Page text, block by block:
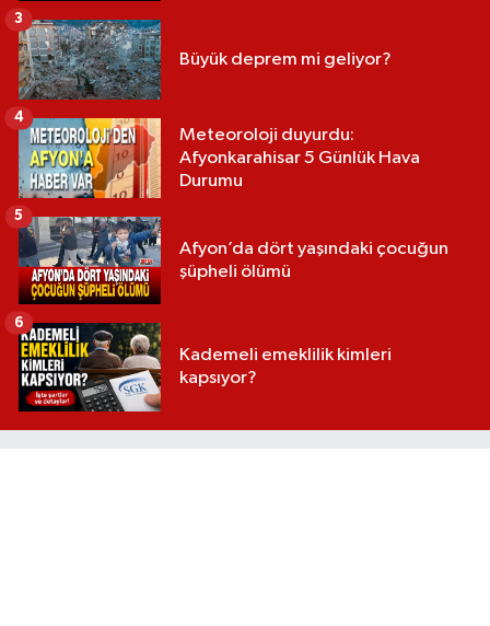
Büyük deprem mi geliyor?
3
Meteoroloji duyurdu:
Afyonkarahisar 5 Günlük Hava
Durumu
4
Afyon’da dört yaşındaki çocuğun
şüpheli ölümü
5
Kademeli emeklilik kimleri
kapsıyor?
6